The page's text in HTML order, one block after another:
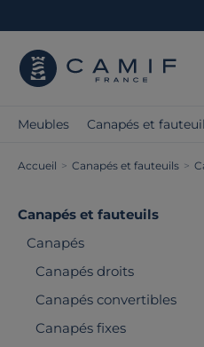
Meubles Canapés et
Accueil > Canapés et fauteuils >
Canapés et fauteuils
Canapés
Canapés droits
Canapés convertibles
Canapés fixes